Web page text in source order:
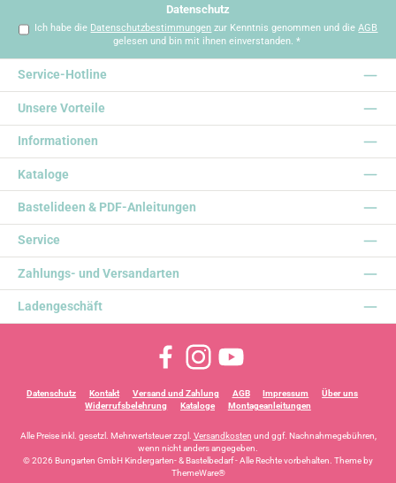
Datenschutz
Ich habe die Datenschutzbestimmungen zur Kenntnis genommen und dieAGB
gelesen und bin mit ihnen einverstanden. *
Service-Hotline
Informationen
Kataloge
Bastelideen & PDF-Anleitungen
Service
Zahlungs- und Versandarten
Ladengeschäft
Unsere Vorteile
FacebookInstagramYouTube
Datenschutz Kontakt Versand und Zahlung AGB Impressum
Über uns
Widerrufsbelehrung
Kataloge Montageanleitungen
Alle Preise inkl. gesetzl. Mehrwertsteuer zzgl. Versandkosten und ggf. Nachnahmegebühren,
wenn nicht anders angegeben.
© 2026 Bungarten GmbH Kindergarten- & Bastelbedarf - Alle Rechte vorbehalten. Theme by
ThemeWare®